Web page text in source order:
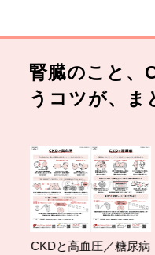
腎臓のこと、
うコツが、ま
CKDと高血圧／糖尿病